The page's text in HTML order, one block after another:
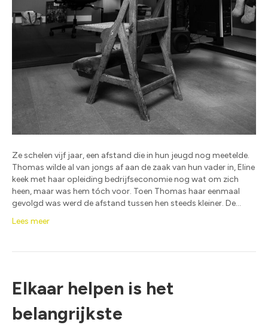
Ze schelen vijf jaar, een afstand die in hun jeugd nog meetelde.
Thomas wilde al van jongs af aan de zaak van hun vader in, Eline
keek met haar opleiding bedrijfseconomie nog wat om zich
heen, maar was hem tóch voor. Toen Thomas haar eenmaal
gevolgd was werd de afstand tussen hen steeds kleiner. De…
Lees meer
Elkaar helpen is het
belangrijkste